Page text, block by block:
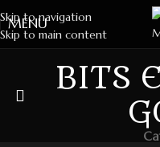
Skip to navigation
Skip to main content
MENU
BITS